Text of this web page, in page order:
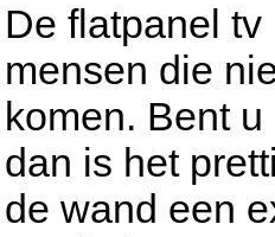
De flatpanel
mensen die
komen. Bent
dan is het
de wand een